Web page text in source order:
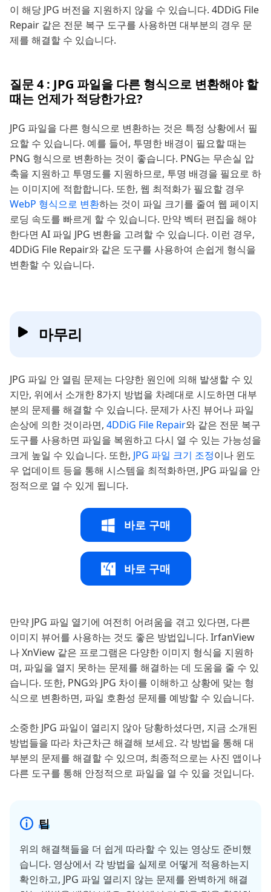
이 해당 JPG 버전을 지원하지 않을 수 있습니다. 4DDiG File
Repair 같은 전문 복구 도구를 사용하면 대부분의 경우 문
제를 해결할 수 있습니다.
질문 4 : JPG 파일을 다른 형식으로 변환해야 할
때는 언제가 적당한가요?
JPG 파일을 다른 형식으로 변환하는 것은 특정 상황에서 필
요할 수 있습니다. 예를 들어, 투명한 배경이 필요할 때는
PNG 형식으로 변환하는 것이 좋습니다. PNG는 무손실 압
축을 지원하고 투명도를 지원하므로, 투명 배경을 필요로 하
는 이미지에 적합합니다. 또한, 웹 최적화가 필요할 경우
WebP 형식으로 변환하는 것이 파일 크기를 줄여 웹 페이지
로딩 속도를 빠르게 할 수 있습니다. 만약 벡터 편집을 해야
한다면 AI 파일 JPG 변환을 고려할 수 있습니다. 이런 경우,
4DDiG File Repair와 같은 도구를 사용하여 손쉽게 형식을
변환할 수 있습니다.
마무리
JPG 파일 안 열림 문제는 다양한 원인에 의해 발생할 수 있
지만, 위에서 소개한 8가지 방법을 차례대로 시도하면 대부
분의 문제를 해결할 수 있습니다. 문제가 사진 뷰어나 파일
손상에 의한 것이라면, 4DDiG File Repair와 같은 전문 복구
도구를 사용하면 파일을 복원하고 다시 열 수 있는 가능성을
크게 높일 수 있습니다. 또한, JPG 파일 크기 조정이나 윈도
우 업데이트 등을 통해 시스템을 최적화하면, JPG 파일을 안
정적으로 열 수 있게 됩니다.
바로 구매
바로 구매
만약 JPG 파일 열기에 여전히 어려움을 겪고 있다면, 다른
이미지 뷰어를 사용하는 것도 좋은 방법입니다. IrfanView
나 XnView 같은 프로그램은 다양한 이미지 형식을 지원하
며, 파일을 열지 못하는 문제를 해결하는 데 도움을 줄 수 있
습니다. 또한, PNG와 JPG 차이를 이해하고 상황에 맞는 형
식으로 변환하면, 파일 호환성 문제를 예방할 수 있습니다.
소중한 JPG 파일이 열리지 않아 당황하셨다면, 지금 소개된
방법들을 따라 차근차근 해결해 보세요. 각 방법을 통해 대
부분의 문제를 해결할 수 있으며, 최종적으로는 사진 앱이나
다른 도구를 통해 안정적으로 파일을 열 수 있을 것입니다.
팁
위의 해결책들을 더 쉽게 따라할 수 있는 영상도 준비했
습니다. 영상에서 각 방법을 실제로 어떻게 적용하는지
확인하고, JPG 파일 열리지 않는 문제를 완벽하게 해결